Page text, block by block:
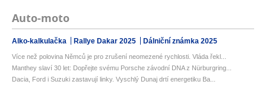
Auto-moto
Alko-kalkulačka Rallye Dakar 2025 Dálniční známka 2025
Více než polovina Němců je pro zrušení neomezené rychlosti. Vláda řekl...
Manthey slaví 30 let: Dopřejte svému Porsche závodní DNA z Nürburgring...
Dacia, Ford i Suzuki zastavují linky. Vyschlý Dunaj drtí energetiku Ba...